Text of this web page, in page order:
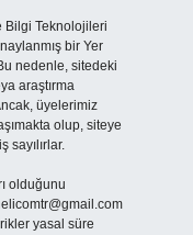
Bilgi Teknolojileri
bir Yer
nedenle, sitedeki
araştırma
üyelerimiz
olup, siteye
sayılırlar.
olduğunu
yasal süre